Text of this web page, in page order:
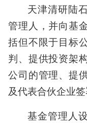
天津清研陆
管理人，并向基
括但不限于目标
判、提供投资架
公司的管理、提
及代表合伙企业签
基金管理人